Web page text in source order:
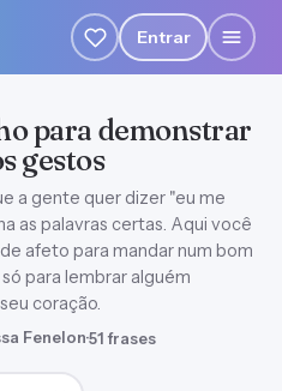
Entrar
para demonstrar
gestos
a gente quer dizer "eu me
as palavras certas. Aqui você
afeto para mandar num bom
para lembrar alguém
coração.
Fenelon·51 frases